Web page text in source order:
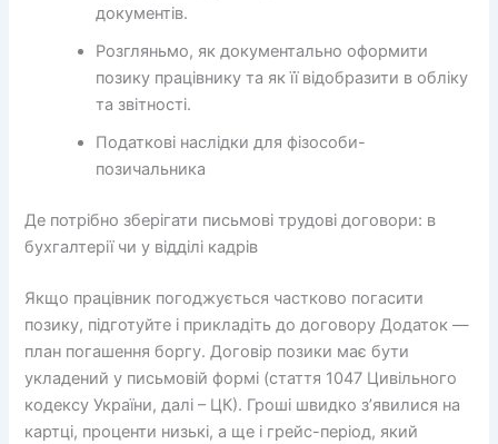
документів.
Розгляньмо, як документально оформити
позику працівнику та як її відобразити в обліку
та звітності.
Податкові наслідки для фізособи-
позичальника
Де потрібно зберігати письмові трудові договори: в
бухгалтерії чи у відділі кадрів
Якщо працівник погоджується частково погасити
позику, підготуйте і прикладіть до договору Додаток —
план погашення боргу. Договір позики має бути
укладений у письмовій формі (стаття 1047 Цивільного
кодексу України, далі – ЦК). Гроші швидко з’явилися на
картці, проценти низькі, а ще і грейс-період, який